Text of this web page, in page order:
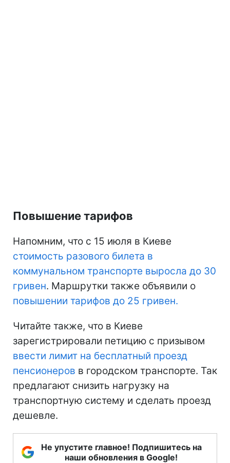
Повышение тарифов
Напомним, что с 15 июля в Киеве
стоимость разового билета в
коммунальном транспорте выросла до 30
гривен. Маршрутки также объявили о
повышении тарифов до 25 гривен.
Читайте также, что в Киеве
зарегистрировали петицию с призывом
ввести лимит на бесплатный проезд
пенсионеров в городском транспорте. Так
предлагают снизить нагрузку на
транспортную систему и сделать проезд
дешевле.
Не упустите главное! Подпишитесь на
наши обновления в Google!